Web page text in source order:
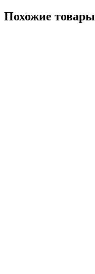
Похожие товары